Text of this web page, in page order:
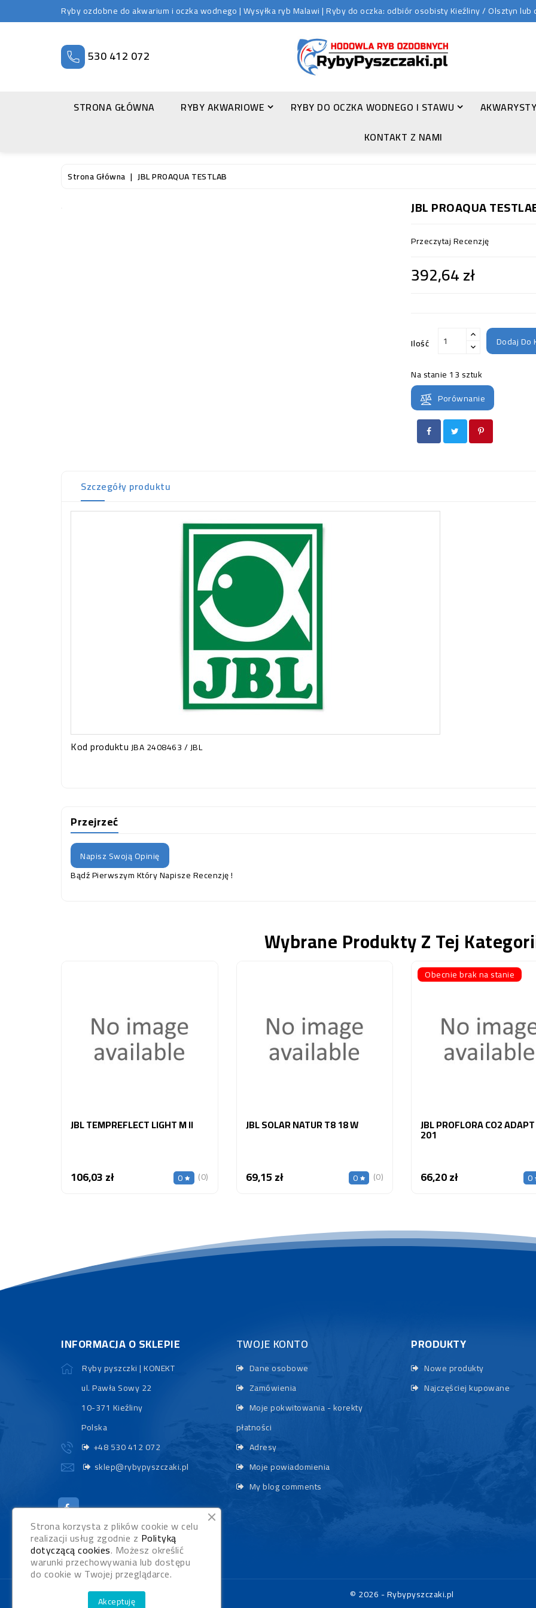
Ryby ozdobne do akwarium i oczka wodnego | Wysyłka ryb Malawi | Ryby do oczka: odbiór osobisty Kieźliny / Olsztyn
530 412 072
STRONA GŁÓWNA RYBY AKWARIOWE RYBY DO OCZKA WODNEGO I STAWU
KONTAKT Z NAMI
Strona Główna JBL PROAQUA TESTLAB
JBL PROAQUA
Przeczytaj Recenzję
392,64 zł
Ilość Dodaj Do
Na stanie 13 sztuk
Porównanie
Szczegóły produktu
Kod produktuJBA 2408463 / JBL
Przejrzeć
Napisz Swoją Opinię
Bądź Pierwszym Który Napisze Recenzję !
Wybrane Produkty Z Tej
JBL TEMPREFLECT LIGHT M II
106,03 złCena 0 (0)
JBL SOLAR NATUR T8 18 W
69,15 złCena 0 (0)
Obecnie brak na stanie
JBL PROFLORA CO2
201
66,20 złCena 0
INFORMACJA O SKLEPIE
Ryby pyszczki | KONEKT
ul. Pawła Sowy 22
10-371 Kieźliny
Polska
+48 530 412 072
sklep@rybypyszczaki.pl
TWOJE KONTO
Dane osobowe
Zamówienia
Moje pokwitowania - korekty
płatności
Adresy
Moje powiadomienia
My blog comments
PRODUKTY
Nowe produkty
Najczęściej kupowane
© 2026 - Rybypyszczaki.pl
Strona korzysta z plików cookie w celu
realizacji usług zgodnie z Polityką
dotyczącą cookies. Możesz określić
warunki przechowywania lub dostępu
do cookie w Twojej przeglądarce.
Akceptuję